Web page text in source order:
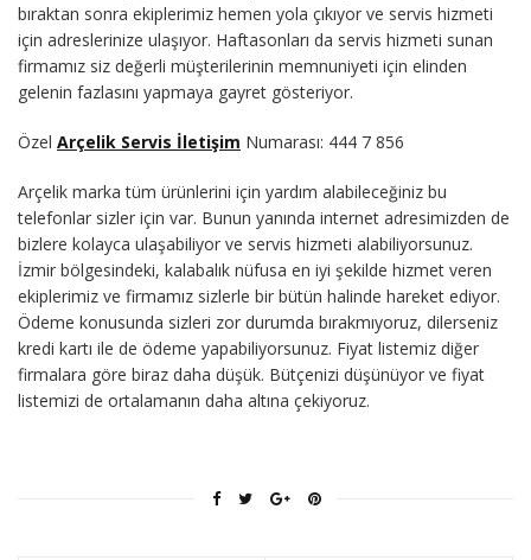
bıraktan sonra ekiplerimiz hemen yola çıkıyor ve servis hizmeti
için adreslerinize ulaşıyor. Haftasonları da servis hizmeti sunan
firmamız siz değerli müşterilerinin memnuniyeti için elinden
gelenin fazlasını yapmaya gayret gösteriyor.
Özel Arçelik Servis İletişim Numarası: 444 7 856
Arçelik marka tüm ürünlerini için yardım alabileceğiniz bu
telefonlar sizler için var. Bunun yanında internet adresimizden de
bizlere kolayca ulaşabiliyor ve servis hizmeti alabiliyorsunuz.
İzmir bölgesindeki, kalabalık nüfusa en iyi şekilde hizmet veren
ekiplerimiz ve firmamız sizlerle bir bütün halinde hareket ediyor.
Ödeme konusunda sizleri zor durumda bırakmıyoruz, dilerseniz
kredi kartı ile de ödeme yapabiliyorsunuz. Fiyat listemiz diğer
firmalara göre biraz daha düşük. Bütçenizi düşünüyor ve fiyat
listemizi de ortalamanın daha altına çekiyoruz.